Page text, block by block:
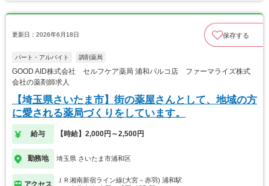
更新日：2026年6月18日 保存する
パート・アルバイト 調剤薬局
GOOD AID株式会社 セルフケア薬局 浦和パルコ店 ファーマライズ株式
会社の薬剤師求人
【埼玉県さいたま市】街の薬屋さんとして、地域の方
に愛される薬局づくりをしています。
給与 【時給】2,000円～2,500円
勤務地 埼玉県 さいたま市浦和区
アクセス
ＪＲ湘南新宿ライン線(大宮－赤羽) 浦和駅